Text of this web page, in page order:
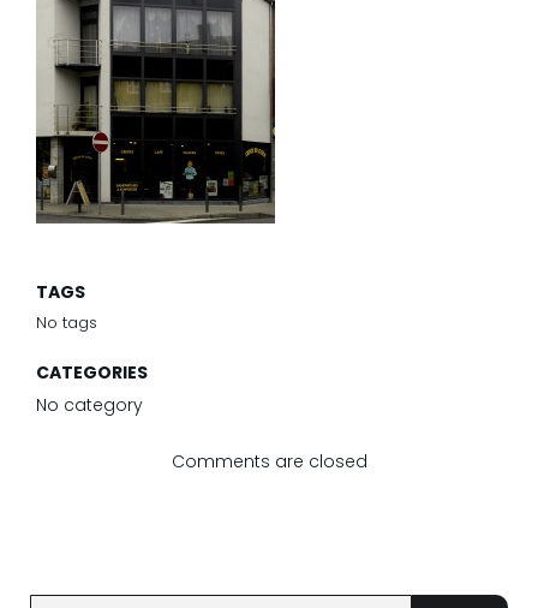
TAGS
No tags
CATEGORIES
No category
Comments are closed